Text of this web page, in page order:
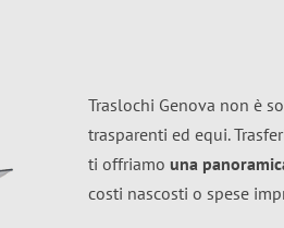
Traslochi Genova non è
trasparenti ed equi.
ti offriamo una
costi nascosti o spese